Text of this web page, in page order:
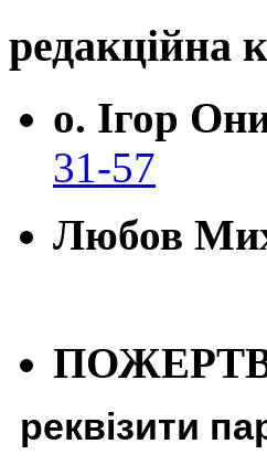
редакційна
о. Ігор
31-57
Любов
реквізити